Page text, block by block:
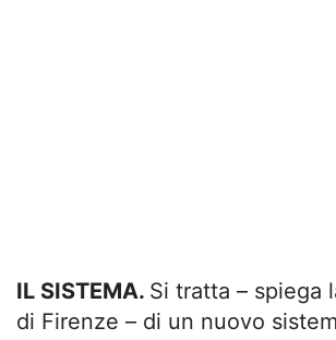
IL SISTEMA. Si tratta – spiega
di Firenze – di un nuovo